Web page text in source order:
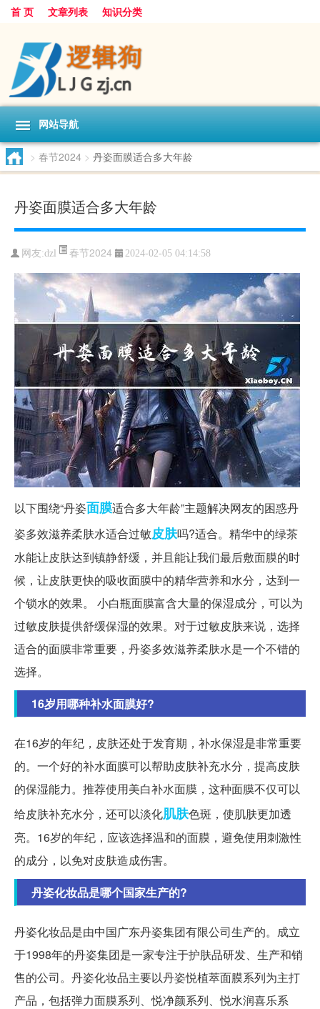
首 页 文章列表 知识分类
网站导航
> 春节2024 > 丹姿面膜适合多大年龄
丹姿面膜适合多大年龄
网友:dzl 春节2024 2024-02-05 04:14:58
以下围绕“丹姿面膜适合多大年龄”主题解决网友的困惑丹
姿多效滋养柔肤水适合过敏皮肤吗?适合。精华中的绿茶
水能让皮肤达到镇静舒缓，并且能让我们最后敷面膜的时
候，让皮肤更快的吸收面膜中的精华营养和水分，达到一
个锁水的效果。 小白瓶面膜富含大量的保湿成分，可以为
过敏皮肤提供舒缓保湿的效果。对于过敏皮肤来说，选择
适合的面膜非常重要，丹姿多效滋养柔肤水是一个不错的
选择。
16岁用哪种补水面膜好?
在16岁的年纪，皮肤还处于发育期，补水保湿是非常重要
的。一个好的补水面膜可以帮助皮肤补充水分，提高皮肤
的保湿能力。推荐使用美白补水面膜，这种面膜不仅可以
给皮肤补充水分，还可以淡化肌肤色斑，使肌肤更加透
亮。16岁的年纪，应该选择温和的面膜，避免使用刺激性
的成分，以免对皮肤造成伤害。
丹姿化妆品是哪个国家生产的?
丹姿化妆品是由中国广东丹姿集团有限公司生产的。成立
于1998年的丹姿集团是一家专注于护肤品研发、生产和销
售的公司。丹姿化妆品主要以丹姿悦植萃面膜系列为主打
产品，包括弹力面膜系列、悦净颜系列、悦水润喜乐系